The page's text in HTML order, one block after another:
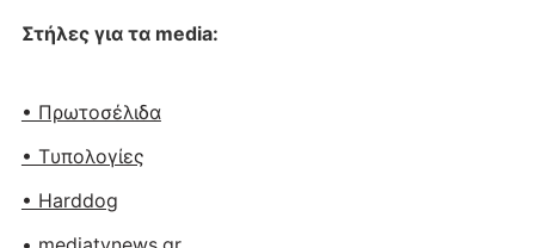
Στήλες για τα media:
• Πρωτοσέλιδα
• Tυπολογίες
• Harddog